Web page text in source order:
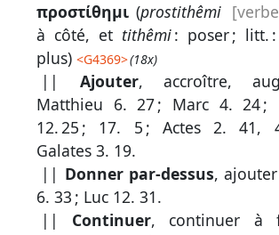
προστίθημι (prostithêmi
à côté, et tithêmi: poser ; litt.
plus)<G4369>(18x)
|| Ajouter, accroître,
Matthieu 6. 27; Marc 4. 24;
12. 25 ; 17. 5 ; Actes 2. 41,
Galates 3. 19.
|| Donner par-dessus, ajouter
6. 33 ; Luc 12. 31.
|| Continuer, continuer à
Recherche
grec
Rechercher
par
code
strong